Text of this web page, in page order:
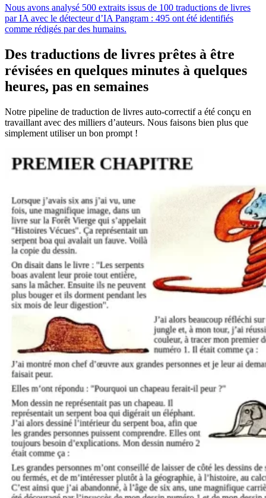
Nous avons analysé 500 extraits issus de 100 traductions de livres
par IA avec le détecteur d’IA Pangram : 495 ont été identifiés
comme rédigés par des humains.
Des traductions de livres prêtes à être
révisées en quelques minutes à quelques
heures, pas en semaines
Notre pipeline de traduction de livres auto-correctif a été conçu en
travaillant avec des milliers d’auteurs. Nous faisons bien plus que
simplement utiliser un bon prompt !